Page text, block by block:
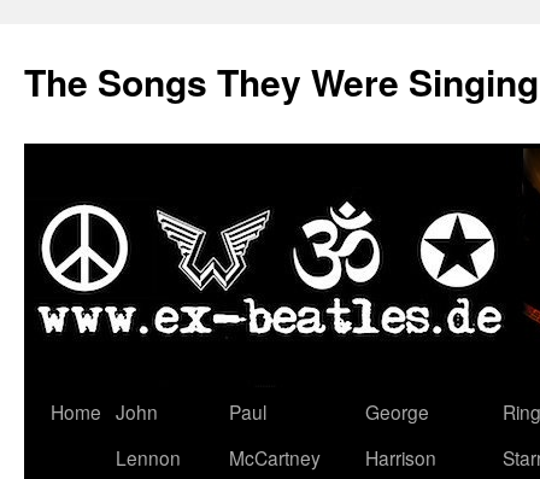
The Songs They Were
Zum
Home John
Lennon
Paul
McCartney
George
Harrison